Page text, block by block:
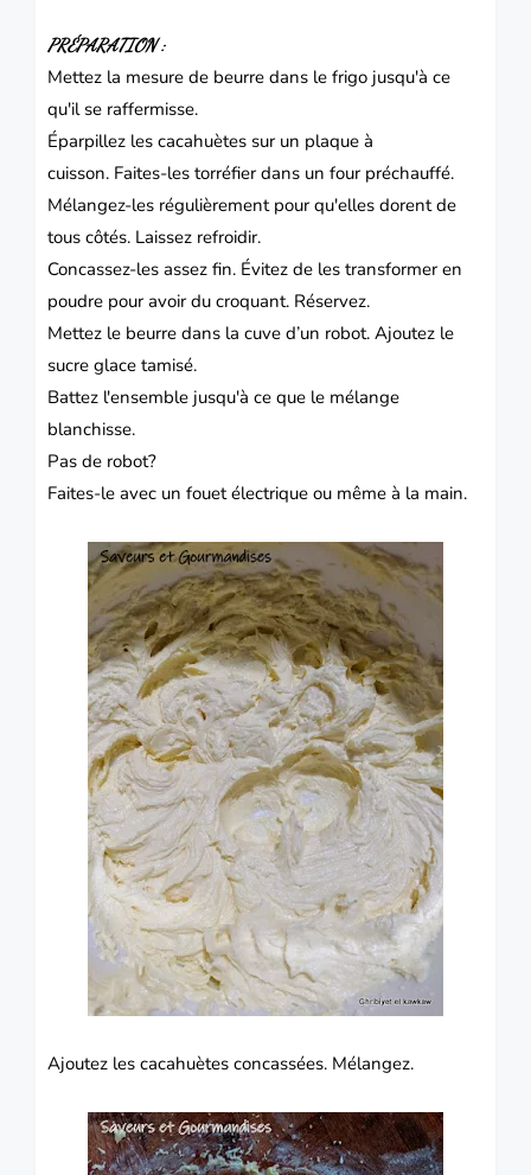
PRÉPARATION :
Mettez la mesure de beurre dans le frigo jusqu'à ce
qu'il se raffermisse.
Éparpillez les cacahuètes sur un plaque à
cuisson. Faites-les torréfier dans un four préchauffé.
Mélangez-les régulièrement pour qu'elles dorent de
tous côtés. Laissez refroidir.
Concassez-les assez fin. Évitez de les transformer en
poudre pour avoir du croquant. Réservez.
Mettez le beurre dans la cuve d’un robot. Ajoutez le
sucre glace tamisé.
Battez l'ensemble jusqu'à ce que le mélange
blanchisse.
Pas de robot?
Faites-le avec un fouet électrique ou même à la main.
Ajoutez les cacahuètes concassées. Mélangez.